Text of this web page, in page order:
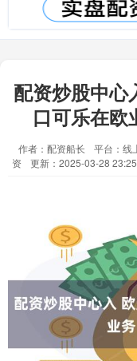
配资炒股中心
口可乐在欧
作者：配资船长
平台：线
资
更新：2025-03-28